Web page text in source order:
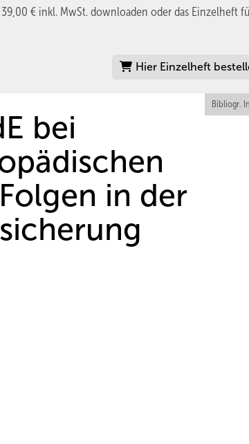
39,00 € inkl. MwSt. downloaden oder das Einzelheft
Hier Einzelheft
Bibliogr.
bei
in der